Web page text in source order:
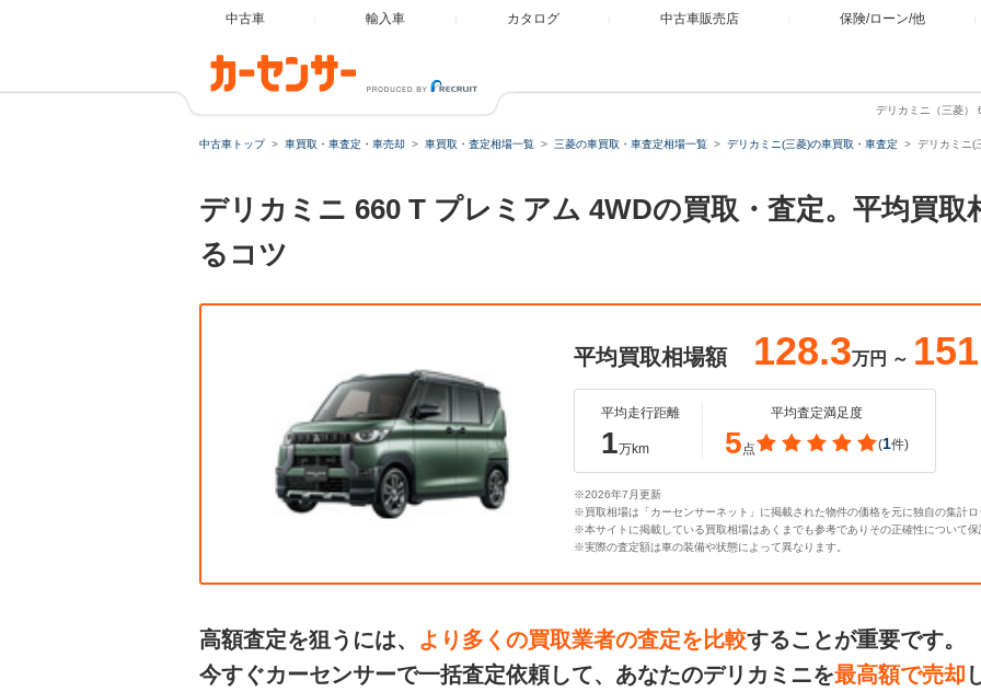
中古車 輸入車 カタログ 中古車販売店 保険/ローン/他
デリカミニ（三菱）
中古車トップ 車買取・車査定・車売却 車買取・査定相場一覧 三菱の車買取・車査定相場一覧 デリカミニ(三菱)の車買取・車査定 デリカミニ(
デリカミニ 660 T プレミアム 4WDの買取・査定。平均買取
るコツ
平均買取相場額 128.3万円 ～
平均走行距離
1万km
平均査定満足度
5点 (1件)
※2026年7月更新
※買取相場は「カーセンサーネット」に掲載された物件の価格を元に独自の集計ロ
※本サイトに掲載している買取相場はあくまでも参考でありその正確性について保
※実際の査定額は車の装備や状態によって異なります。
高額査定を狙うには、 より多くの買取業者の査定を比較することが重要です。
今すぐカーセンサーで一括査定依頼して、あなたのデリカミニを最高額で売却